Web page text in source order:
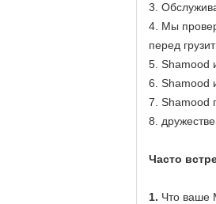
3.
4. Мы
перед
5. Shamood
6. Shamood
7. Shamood
8.
Часто
1. Что ваше